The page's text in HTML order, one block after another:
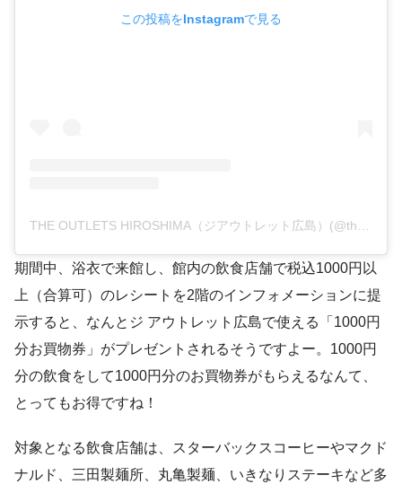
この投稿をInstagramで見る
THE OUTLETS HIROSHIMA（ジアウトレット広島）(@the_outlets_h)がシェアした投稿
期間中、浴衣で来館し、館内の飲食店舗で税込1000円以
上（合算可）のレシートを2階のインフォメーションに提
示すると、なんとジ アウトレット広島で使える「1000円
分お買物券」がプレゼントされるそうですよー。1000円
分の飲食をして1000円分のお買物券がもらえるなんて、
とってもお得ですね！
対象となる飲食店舗は、スターバックスコーヒーやマクド
ナルド、三田製麺所、丸亀製麺、いきなりステーキなど多